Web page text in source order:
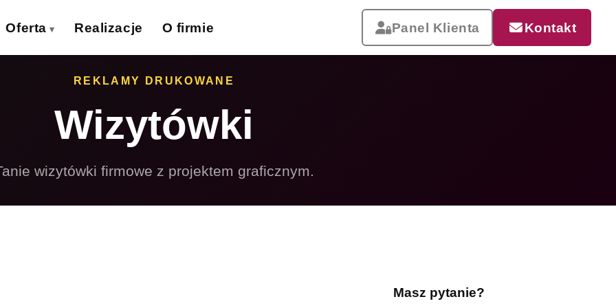
Oferta
› Ulotki
Banery wielkoformat.
›
Teczki firmowe
Zobacz całą ofertę
Realizacje O firmie Panel Klienta Kontakt
REKLAMY DRUKOWANE
Wizytówki
wizytówki firmowe z projektem graficznym.
Masz pytanie?